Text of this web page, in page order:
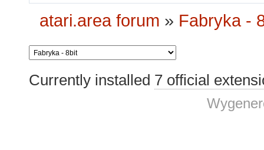
atari.area forum » Fabryka -
Currently installed 7 official